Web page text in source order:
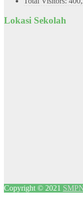
Lokasi Sekolah
Copyright © 2021